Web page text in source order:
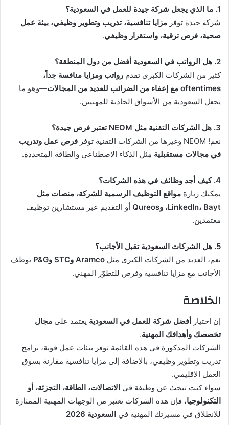
1. ما الذي يجعل شركة جيدة للعمل في السعودية؟
شركة جيدة توفر مزايا تنافسية، تدريب وتطوير وظيفي، بيئة عمل
صحية، فرص ترقية، واستقرار وظيفي.
2. هل الرواتب في السعودية أفضل من دول المنطقة؟
كثير من الشركات الكبرى تقدم رواتب ومزايا منافسة جداً،
oftentimes مع إعفاء من الضرائب للعديد من المجالات
—وهو ما
يجعل السعودية من الأسواق الجاذبة للمهنيين.
3. هل الشركات التقنية مثل NEOM تعتبر فرص جيدة؟
نعم! NEOM وغيرها من الشركات التقنية توفر
فرص عمل وتدريب
في مجالات مستقبلية مثل الذكاء الاصطناعي والطاقة المتجددة.
4. كيف أجد وظائف في هذه الشركات؟
يمكنك زيارة مواقع التوظيف الرسمية للشركة، منصات مثل
LinkedIn، Bayt، وQureos
أو التقديم عبر مستشارين توظيف
معتمدين.
5. هل الشركات السعودية تقبل الأجانب؟
نعم، العديد من الشركات الكبرى مثل Aramco وSTC وP&G
توظف
الأجانب مع مزايا تنافسية وفرص للتطوّر المهني.
الخلاصة
إن اختيار أفضل شركة للعمل في السعودية يعتمد على مجال
تخصصك وأهدافك المهنية.
الشركات المذكورة في هذه القائمة توفر بيئات عمل قوية، برامج
تدريب وتطوير وظيفي، بالإضافة إلى مزايا تنافسية مقارنة بسوق
العمل الإقليمي.
سواء كنت تبحث عن وظيفة في الاتصالات، الطاقة، التجزئة، أو
التكنولوجيا، فإن هذه الشركات تعتبر من الوجهات المهنية الممتازة
للانطلاق في مسيرتك المهنية في السعودية 2026